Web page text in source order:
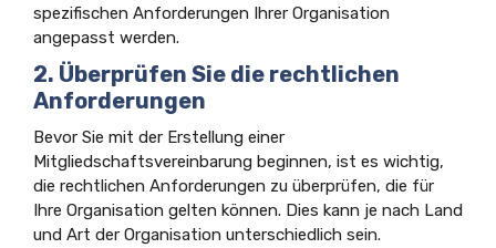
spezifischen Anforderungen Ihrer Organisation
angepasst werden.
2. Überprüfen Sie die rechtlichen
Anforderungen
Bevor Sie mit der Erstellung einer
Mitgliedschaftsvereinbarung beginnen, ist es wichtig,
die rechtlichen Anforderungen zu überprüfen, die für
Ihre Organisation gelten können. Dies kann je nach Land
und Art der Organisation unterschiedlich sein.